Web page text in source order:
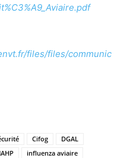
files/files/communic
Cifog
DGAL
IAHP
influenza aviaire